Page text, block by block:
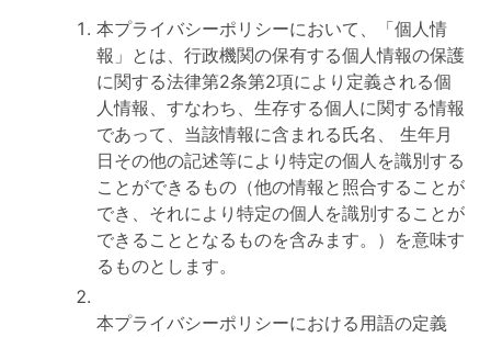
本プライバシーポリシーにおいて、「個人情
報」とは、行政機関の保有する個人情報の保護
に関する法律第2条第2項により定義される個
人情報、すなわち、生存する個人に関する情報
であって、当該情報に含まれる氏名、 生年月
日その他の記述等により特定の個人を識別する
ことができるもの（他の情報と照合することが
でき、それにより特定の個人を識別することが
できることとなるものを含みます。）を意味す
るものとします。
本プライバシーポリシーにおける用語の定義